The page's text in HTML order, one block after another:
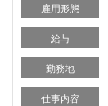
雇用形態
給与
勤務地
仕事内容